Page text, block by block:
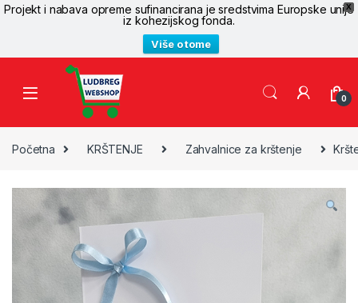
X
Projekt i nabava opreme sufinancirana je sredstvima Europske unije
iz kohezijskog fonda.
Više o tome
Skip to navigation
Skip to content
0
Početna KRŠTENJE Zahvalnice za krštenje